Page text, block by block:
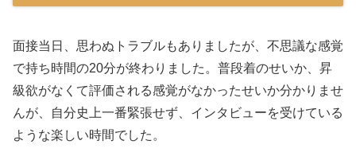
面接当日、思わぬトラブルもありましたが、不思議な感覚
で持ち時間の20分が終わりました。普段着のせいか、昇
級欲がなくて評価される感覚がなかったせいか分かりませ
んが、自分史上一番緊張せず、インタビューを受けている
ような楽しい時間でした。